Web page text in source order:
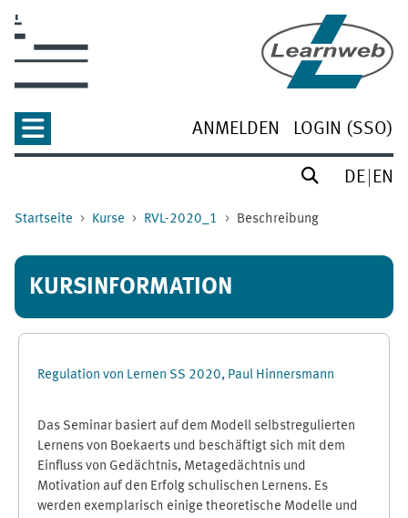
ANMELDEN LOGIN (SSO)
DE EN
Startseite Kurse RVL-2020_1 Beschreibung
KURSINFORMATION
Regulation von Lernen SS 2020, Paul Hinnersmann
Das Seminar basiert auf dem Modell selbstregulierten
Lernens von Boekaerts und beschäftigt sich mit dem
Einfluss von Gedächtnis, Metagedächtnis und
Motivation auf den Erfolg schulischen Lernens. Es
werden exemplarisch einige theoretische Modelle und